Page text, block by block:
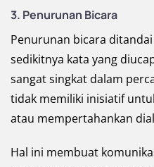
3. Penurunan Bicara
Penurunan bicara
sedikitnya kata yang
sangat singkat dalam
tidak memiliki inisiatif
atau mempertahankan
Hal ini membuat